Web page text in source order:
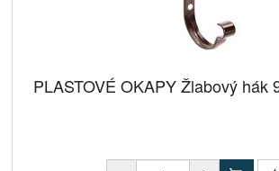
PLASTOVÉ OKAPY Žlabový hák